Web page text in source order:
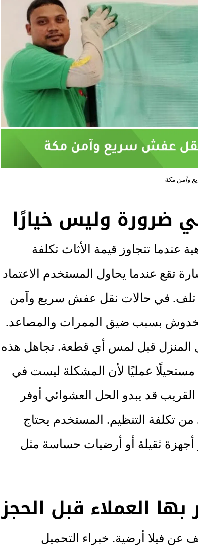
وآمن مكة
ضرورة وليس خيارًا
عندما تتجاوز قيمة الأثاث تكلفة
تقع عندما يحاول المستخدم الاعتماد
تلف. في حالات نقل عفش سريع وآمن
بسبب ضيق الممرات والمصاعد.
المنزل قبل لمس أي قطعة. تجاهل هذه
عمليًا لأن المشكلة ليست في
قد يبدو الحل العشوائي أوفر
من تكلفة التنظيم. المستخدم يحتاج
ثقيلة أو أرضيات حساسة مثل
العملاء قبل الحجز
فيلا أرضية. خبراء التحميل